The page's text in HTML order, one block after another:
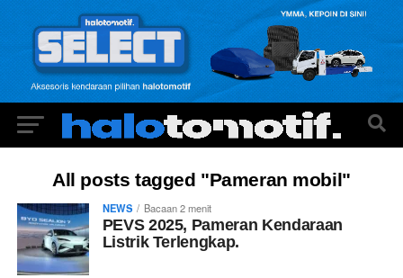
All posts tagged "Pameran mobil"
NEWS Bacaan 2 menit
PEVS 2025, Pameran Kendaraan
Listrik Terlengkap.